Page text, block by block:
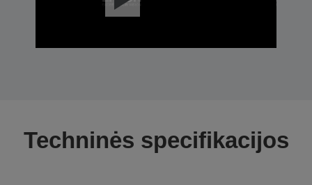
Techninės specifikacijos